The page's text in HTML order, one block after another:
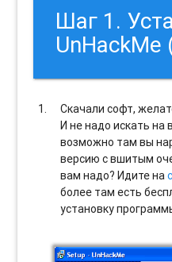
Шаг 1.
UnHackMe
Скачали софт,
И не надо искать на
возможно там вы
версию с вшитым
вам надо? Идите на
более там есть
установку